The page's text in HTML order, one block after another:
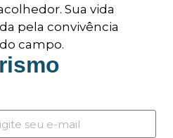
Sua vida
pela convivência
campo.